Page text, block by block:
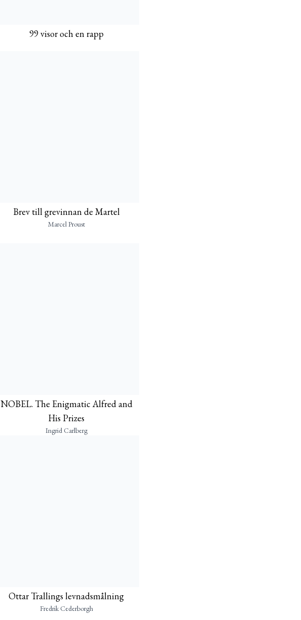
99 visor och en rapp
Brev till grevinnan de Martel
Marcel Proust
NOBEL. The Enigmatic Alfred and
His Prizes
Ingrid Carlberg
Ottar Trallings levnadsmålning
Fredrik Cederborgh